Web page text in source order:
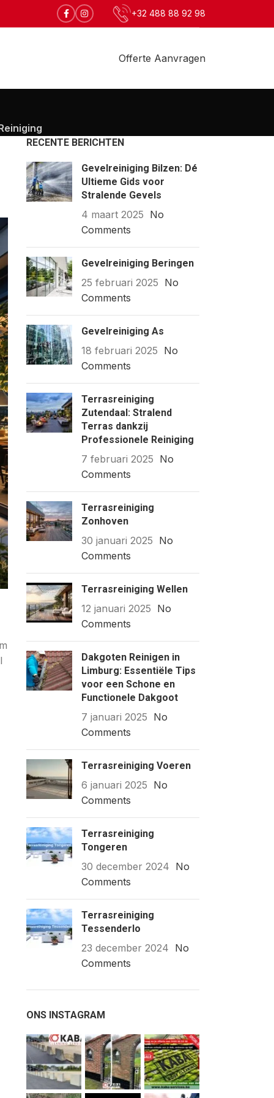
+32 488 88 92 98
Offerte Aanvragen
RECENTE BERICHTEN
Gevelreiniging Bilzen: Dé
Ultieme Gids voor
Stralende Gevels
4 maart 2025 No
Comments
Gevelreiniging Beringen
25 februari 2025 No
Comments
Gevelreiniging As
18 februari 2025 No
Comments
Terrasreiniging
Zutendaal: Stralend
Terras dankzij
Professionele Reiniging
7 februari 2025 No
Comments
Terrasreiniging
Zonhoven
30 januari 2025 No
Comments
Terrasreiniging Wellen
12 januari 2025 No
Comments
Dakgoten Reinigen in
Limburg: Essentiële Tips
voor een Schone en
Functionele Dakgoot
7 januari 2025 No
Comments
Terrasreiniging Voeren
6 januari 2025 No
Comments
Terrasreiniging
Tongeren
30 december 2024 No
Comments
Terrasreiniging
Tessenderlo
23 december 2024 No
Comments
ONS INSTAGRAM